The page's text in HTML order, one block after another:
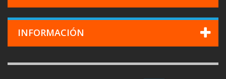
INFORMACIÓN